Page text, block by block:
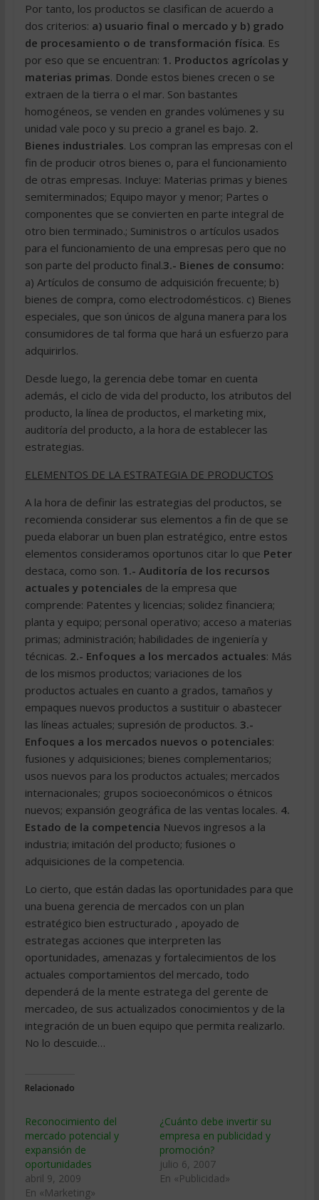
Por tanto, los productos se clasifican de acuerdo a
dos criterios: a) usuario final o mercado y b) grado
de procesamiento o de transformación física. Es
por eso que se encuentran: 1. Productos agrícolas y
materias primas. Donde estos bienes crecen o se
extraen de la tierra o el mar. Son bastantes
homogéneos, se venden en grandes volúmenes y su
unidad vale poco y su precio a granel es bajo. 2.
Bienes industriales. Los compran las empresas con el
fin de producir otros bienes o, para el funcionamiento
de otras empresas. Incluye: Materias primas y bienes
semiterminados; Equipo mayor y menor; Partes o
componentes que se convierten en parte integral de
otro bien terminado.; Suministros o artículos usados
para el funcionamiento de una empresas pero que no
son parte del producto final.3.- Bienes de consumo:
a) Artículos de consumo de adquisición frecuente; b)
bienes de compra, como electrodomésticos. c) Bienes
especiales, que son únicos de alguna manera para los
consumidores de tal forma que hará un esfuerzo para
adquirirlos.
Desde luego, la gerencia debe tomar en cuenta
además, el ciclo de vida del producto, los atributos del
producto, la línea de productos, el marketing mix,
auditoría del producto, a la hora de establecer las
estrategias.
ELEMENTOS DE LA ESTRATEGIA DE PRODUCTOS
A la hora de definir las estrategias del productos, se
recomienda considerar sus elementos a fin de que se
pueda elaborar un buen plan estratégico, entre estos
elementos consideramos oportunos citar lo que Peter
destaca, como son. 1.- Auditoría de los recursos
actuales y potenciales de la empresa que
comprende: Patentes y licencias; solidez financiera;
planta y equipo; personal operativo; acceso a materias
primas; administración; habilidades de ingeniería y
técnicas. 2.- Enfoques a los mercados actuales: Más
de los mismos productos; variaciones de los
productos actuales en cuanto a grados, tamaños y
empaques nuevos productos a sustituir o abastecer
las líneas actuales; supresión de productos. 3.-
Enfoques a los mercados nuevos o potenciales:
fusiones y adquisiciones; bienes complementarios;
usos nuevos para los productos actuales; mercados
internacionales; grupos socioeconómicos o étnicos
nuevos; expansión geográfica de las ventas locales. 4.
Estado de la competencia Nuevos ingresos a la
industria; imitación del producto; fusiones o
adquisiciones de la competencia.
Lo cierto, que están dadas las oportunidades para que
una buena gerencia de mercados con un plan
estratégico bien estructurado , apoyado de
estrategas acciones que interpreten las
oportunidades, amenazas y fortalecimientos de los
actuales comportamientos del mercado, todo
dependerá de la mente estratega del gerente de
mercadeo, de sus actualizados conocimientos y de la
integración de un buen equipo que permita realizarlo.
No lo descuide…
Relacionado
Reconocimiento del
mercado potencial y
expansión de
oportunidades
abril 9, 2009
En «Marketing»
¿Cuánto debe invertir su
empresa en publicidad y
promoción?
julio 6, 2007
En «Publicidad»